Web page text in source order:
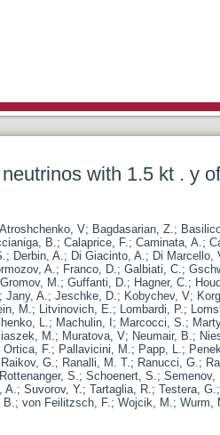
with 1.5 kt . y of
Atroshchenko, V; Bagdasarian, Z.;
B.; Calaprice, F.; Caminata, A.;
; Derbin, A.; Di Giacinto, A.; Di Marcello,
A.; Franco, D.; Galbiati, C.;
Gromov, M.; Guffanti, D.; Hagner, C.;
; Jany, A.; Jeschke, D.; Kobychev, V;
M.; Litvinovich, E.; Lombardi, P.;
L.; Machulin, I ; Marcocci, S.;
M.; Muratova, V; Neumair, B.;
Ortica, F.; Pallavicini, M.; Papp, L.;
Raikov, G.; Ranalli, M. T.; Ranucci, G.;
Rottenanger, S.; Schoenert, S.; Semenov,
A.; Suvorov, Y.; Tartaglia, R.; Testera, G.;
B.; von Feilitzsch, F.; Wojcik, M.; Wurm,